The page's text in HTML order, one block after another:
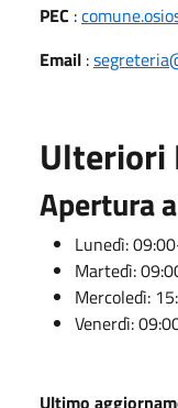
PEC :
Email :
Ulteriori
Apertura
Lunedì:
Martedì:
Mercoledì:
Venerdì:
Ultimo